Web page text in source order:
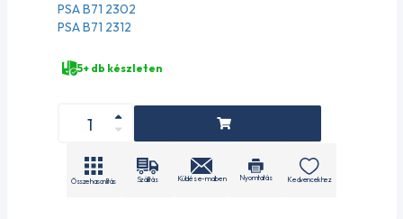
PSA B71 2302
PSA B71 2312
5+ db készleten
Összehasonlítás Szállítás Küldés e-mailben Nyomtatás Kedvencekhez